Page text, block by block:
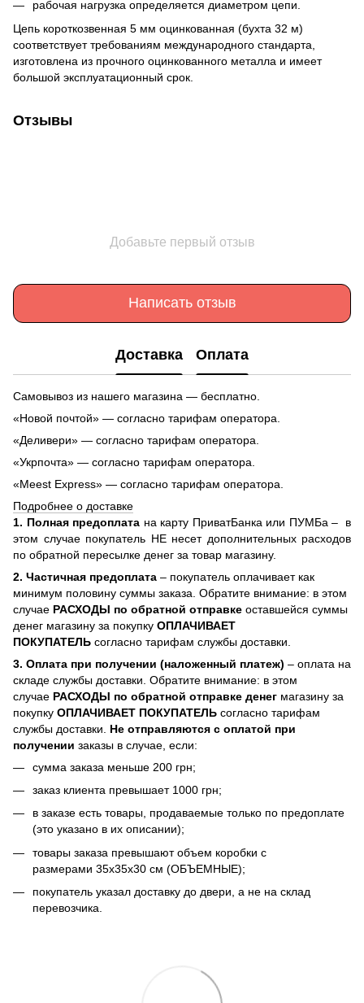
рабочая нагрузка определяется диаметром цепи.
Цепь короткозвенная 5 мм оцинкованная (бухта 32 м)
соответствует требованиям международного стандарта,
изготовлена из прочного оцинкованного металла и имеет
большой эксплуатационный срок.
Отзывы
Добавьте первый отзыв
Написать отзыв
Доставка Оплата
Самовывоз из нашего магазина — бесплатно.
«Новой почтой» — согласно тарифам оператора.
«Деливери» — согласно тарифам оператора.
«Укрпочта» — согласно тарифам оператора.
«Meest Express» — согласно тарифам оператора.
Подробнее о доставке
1. Полная предоплата на карту ПриватБанка или ПУМБа –
в
этом случае покупатель НЕ несет дополнительных расходов
по обратной пересылке денег за товар магазину.
2. Частичная предоплата – покупатель оплачивает как
минимум половину суммы заказа. Обратите внимание: в этом
случае РАСХОДЫ по обратной отправке оставшейся суммы
денег магазину за покупку ОПЛАЧИВАЕТ
ПОКУПАТЕЛЬ согласно тарифам службы доставки.
3. Оплата при получении (наложенный платеж) – оплата на
складе службы доставки. Обратите внимание: в этом
случае РАСХОДЫ по обратной отправке денег магазину за
покупку ОПЛАЧИВАЕТ ПОКУПАТЕЛЬ согласно тарифам
службы доставки. Не отправляются с оплатой при
получении заказы в случае, если:
сумма заказа меньше 200 грн;
заказ клиента превышает 1000 грн;
в заказе есть товары, продаваемые только по предоплате
(это указано в их описании);
товары заказа превышают объем коробки с
размерами 35х35х30 см (ОБЪЕМНЫЕ);
покупатель указал доставку до двери, а не на склад
перевозчика.